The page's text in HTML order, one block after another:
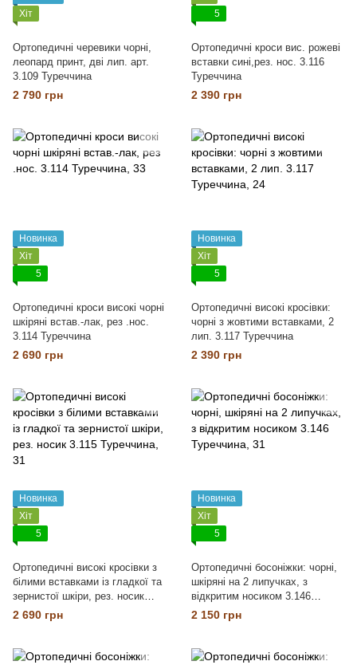
Хіт
Ортопедичні черевики чорні,
леопард принт, дві лип. арт.
3.109 Туреччина
2 790 грн
5
Ортопедичні кроси вис. рожеві
вставки сині,рез. нос. 3.116
Туреччина
2 390 грн
Новинка
Хіт
5
Ортопедичні кроси високі чорні
шкіряні встав.-лак, рез .нос.
3.114 Туреччина
2 690 грн
Новинка
Хіт
5
Ортопедичні високі кросівки:
чорні з жовтими вставками, 2
лип. 3.117 Туреччина
2 390 грн
Новинка
Хіт
5
Ортопедичні високі кросівки з
білими вставками із гладкої та
зернистої шкіри, рез. носик
3.115 Туреччина
2 690 грн
Новинка
Хіт
5
Ортопедичні босоніжки: чорні,
шкіряні на 2 липучках, з
відкритим носиком 3.146
Туреччина
2 150 грн